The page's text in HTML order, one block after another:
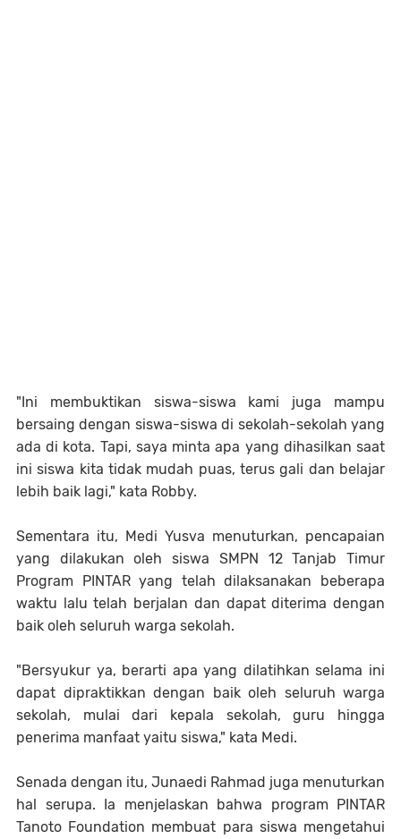
"Ini membuktikan siswa-siswa kami juga mampu
bersaing dengan siswa-siswa di sekolah-sekolah yang
ada di kota. Tapi, saya minta apa yang dihasilkan saat
ini siswa kita tidak mudah puas, terus gali dan belajar
lebih baik lagi," kata Robby.
Sementara itu, Medi Yusva menuturkan, pencapaian
yang dilakukan oleh siswa SMPN 12 Tanjab Timur
Program PINTAR yang telah dilaksanakan beberapa
waktu lalu telah berjalan dan dapat diterima dengan
baik oleh seluruh warga sekolah.
"Bersyukur ya, berarti apa yang dilatihkan selama ini
dapat dipraktikkan dengan baik oleh seluruh warga
sekolah, mulai dari kepala sekolah, guru hingga
penerima manfaat yaitu siswa," kata Medi.
Senada dengan itu, Junaedi Rahmad juga menuturkan
hal serupa. Ia menjelaskan bahwa program PINTAR
Tanoto Foundation membuat para siswa mengetahui